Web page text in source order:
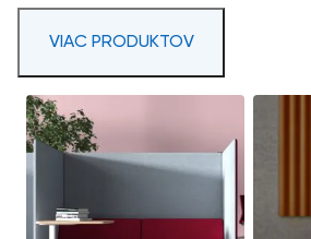
VIAC PRODUKTOV